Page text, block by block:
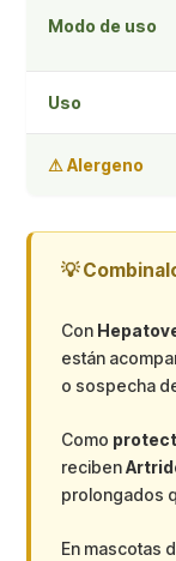
Modo de uso
Uso
⚠ Alergeno
💡
Con
están
o sospecha
Como
reciben
prolongados
En mascotas